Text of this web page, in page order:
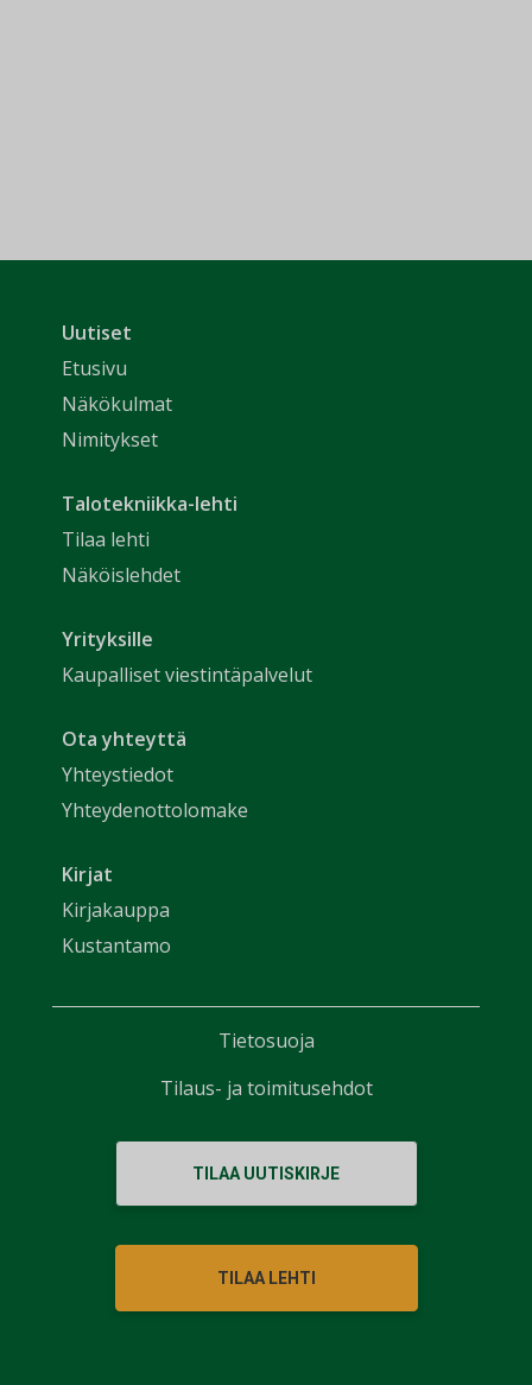
Uutiset
Etusivu
Näkökulmat
Nimitykset
Talotekniikka-lehti
Tilaa lehti
Näköislehdet
Yrityksille
Kaupalliset viestintäpalvelut
Ota yhteyttä
Yhteystiedot
Yhteydenottolomake
Kirjat
Kirjakauppa
Kustantamo
TILAA UUTISKIRJE
TILAA LEHTI
Tietosuoja
Tilaus- ja toimitusehdot